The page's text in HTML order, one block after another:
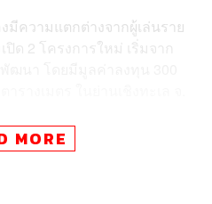
มีความแตกต่างจากผู้เล่นราย
ด 2 โครงการใหม่ เริ่มจาก
โซนอาหารและเครื่องดื่ม
MORE